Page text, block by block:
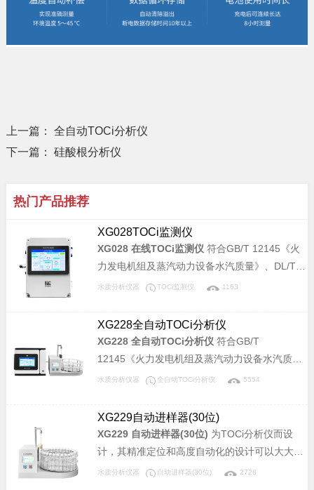
上一篇：
全自动TOCi分析仪
下一篇：
硅酸根分析仪
热门产品推荐
XG028TOCi监测仪
XG028 在线TOCi监测仪符合GB/T 12145《火
力发电机组及蒸汽动力设备水汽质量》、DL/T
1358《火力发电厂水汽分析方法 总有机碳的测
碳离子（TOCi）含量的检测，可以检测TOCi浓
度从0µg/L～1000.0µg/L的水样，仪器具有高灵
敏度、高分析精度、良好的稳定性和重复性等优
水质分析仪器 TOCi监测仪 1163
XG228全自动TOCi分析仪
XG228 全自动TOCi分析仪符合GB/T
12145《火力发电机组及蒸汽动力设备水汽质
量》、DL/T 1358《火力发电厂水汽分析方法 总
总有机碳离子（TOCi）含量的检测，可以检测
TOCi浓度从0µg/L～1500.0µg/L的水样，仪器具
有高灵敏度、高分析精度、良好的稳定性和重复
水质分析仪器 全自动TOCi分析仪 5554
XG229自动进样器(30位)
XG229 自动进样器(30位) 为TOCi分析仪而设
计，其精准定位和高度自动化的设计可以大大缩
减检测的人工介入，提高工作效率。
水质分析仪器 自动进样器(30位) 2728